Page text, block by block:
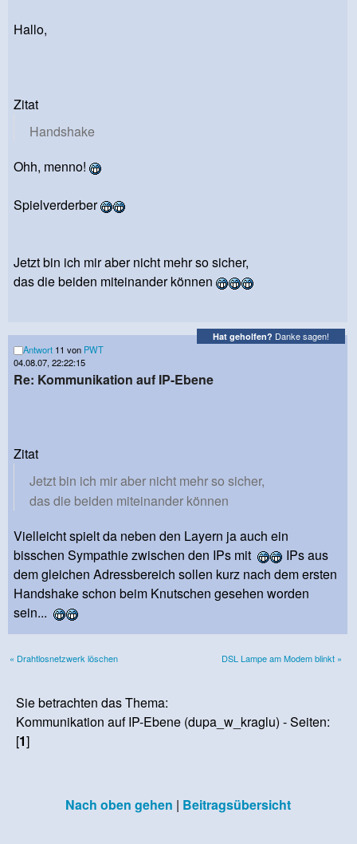
Hallo,
Zitat
Handshake
Ohh, menno!
Spielverderber
Jetzt bin ich mir aber nicht mehr so sicher,
das die beiden miteinander können
Hat geholfen? Danke sagen!
Antwort 11 von PWT
04.08.07, 22:22:15
Re: Kommunikation auf IP-Ebene
Zitat
Jetzt bin ich mir aber nicht mehr so sicher,
das die beiden miteinander können
Vielleicht spielt da neben den Layern ja auch ein
bisschen Sympathie zwischen den IPs mit
IPs aus
dem gleichen Adressbereich sollen kurz nach dem ersten
Handshake schon beim Knutschen gesehen worden
sein...
« Drahtlosnetzwerk löschen DSL Lampe am Modem blinkt »
Sie betrachten das Thema:
Kommunikation auf IP-Ebene (dupa_w_kraglu) - Seiten:
[1]
Nach oben gehen | Beitragsübersicht